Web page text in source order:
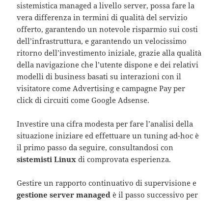
sistemistica managed a livello server, possa fare la
vera differenza in termini di qualità del servizio
offerto, garantendo un notevole risparmio sui costi
dell’infrastruttura, e garantendo un velocissimo
ritorno dell’investimento iniziale, grazie alla qualità
della navigazione che l’utente dispone e dei relativi
modelli di business basati su interazioni con il
visitatore come Advertising e campagne Pay per
click di circuiti come Google Adsense.
Investire una cifra modesta per fare l’analisi della
situazione iniziare ed effettuare un tuning ad-hoc è
il primo passo da seguire, consultandosi con
sistemisti Linux di comprovata esperienza.
Gestire un rapporto continuativo di supervisione e
gestione server managed è il passo successivo per